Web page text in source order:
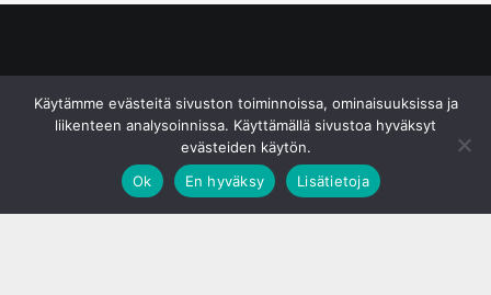
Käytämme evästeitä sivuston toiminnoissa, ominaisuuksissa ja
liikenteen analysoinnissa. Käyttämällä sivustoa hyväksyt
evästeiden käytön.
Ok
En hyväksy Lisätietoja